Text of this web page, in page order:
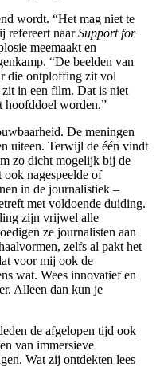
wordt. “Het mag niet te
refereert naarSupport for
meemaakt en
“De beelden van
die ontploffing zit vol
in een film. Dat is niet
hoofddoel worden.”
De meningen
uiteen. Terwijl de één vindt
zo dicht mogelijk bij de
nagespeelde of
in de journalistiek –
met voldoende duiding.
zijn vrijwel alle
ze journalisten aan
zelfs al pakt het
voor mij ook de
wat. Wees innovatief en
Alleen dan kun je
de afgelopen tijd ook
van immersieve
Wat zij ontdekten lees